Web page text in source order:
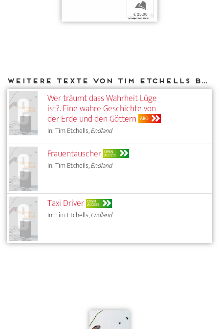
b
€ 25,00
Weitere Texte von Tim Etchells bei DIAPHANES
Wer träumt dass Wahrheit Lüge
ist?. Eine wahre Geschichte von
der Erde und den Göttern ABO
In: Tim Etchells,Endland
Frauentauscher OPEN
ACCESS
In: Tim Etchells,Endland
Taxi Driver OPEN
ACCESS
In: Tim Etchells,Endland